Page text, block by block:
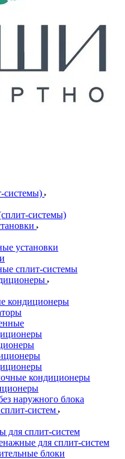
системы)
системы)
установки
сплит-системы
кондиционеры
кондиционеры
наружного блока
систем
для сплит-систем
для сплит-систем
блоки